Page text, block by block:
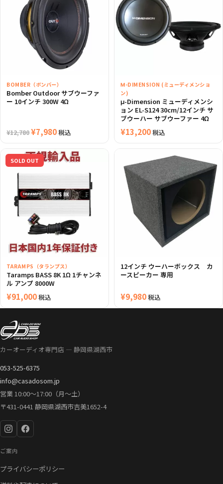
BOMBER（ボンバー）
Bomber Outdoor サブウーファ
ー 10インチ 300W 4Ω
¥12,780元
価
格
¥12,780
し
た。
¥7,980現
の
は
す。
税込
Μ-DIMENSION (ミューディメンショ
ン)
μ-Dimension ミューディメンシ
ョン EL-S124 30cm/12インチ サ
ブウーハー サブウーファー 4Ω
¥13,200税込
SOLD OUT
TARAMPS（タランプス）
Taramps BASS 8K 1Ω 1チャンネ
ル アンプ 8000W
¥91,000税込
12インチ ウーハーボックス カ
ースピーカー 専用
¥9,980税込
カーオーディオ専門店 — 静岡県湖西市
053-525-6375
info@casadosom.jp
営業 10:00〜17:00（月〜土）
〒431-0441 静岡県湖西市吉美1652-4
ご案内
プライバシーポリシー